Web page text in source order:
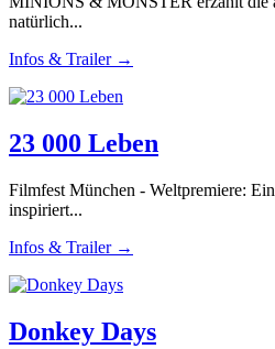
natürlich...
Infos & Trailer →
23 000 Leben
Filmfest München - Weltpremiere:
inspiriert...
Infos & Trailer →
Donkey Days